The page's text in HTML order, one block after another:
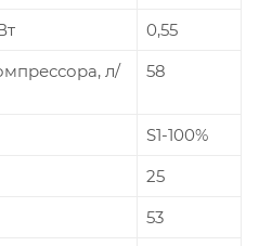
0,55
л/
58
S1-100%
25
53